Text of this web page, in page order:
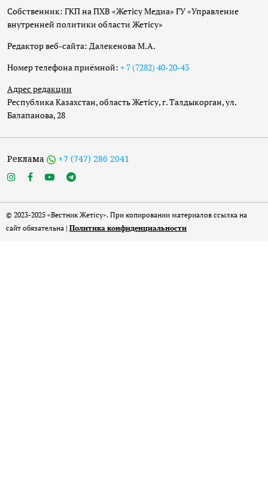
Собственник: ГКП на ПХВ «Жетісу Медиа» ГУ «Управление
внутренней политики области Жетісу»
Редактор веб-сайта: Далекенова М.А.
Номер телефона приёмной: + 7 (7282) 40-20-43
Адрес редакции
Республика Казахстан, область Жетісу, г. Талдыкорган, ул.
Балапанова, 28
Реклама +7 (747) 286 2041
© 2023-2025 «Вестник Жетісу». При копировании материалов ссылка на
сайт обязательна | Политика конфиденциальности